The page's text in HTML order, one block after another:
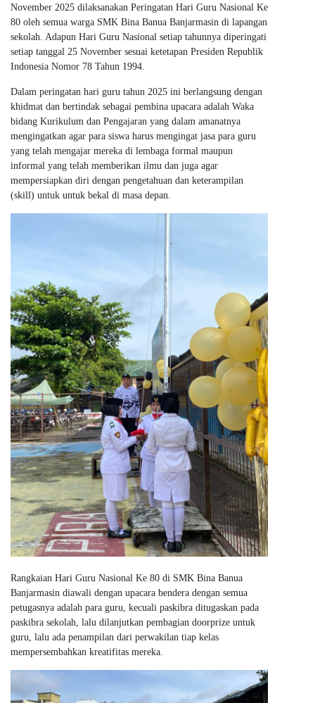
November 2025 dilaksanakan Peringatan Hari Guru Nasional Ke
80 oleh semua warga SMK Bina Banua Banjarmasin di lapangan
sekolah. Adapun Hari Guru Nasional setiap tahunnya diperingati
setiap tanggal 25 November sesuai ketetapan Presiden Republik
Indonesia Nomor 78 Tahun 1994.
Dalam peringatan hari guru tahun 2025 ini berlangsung dengan
khidmat dan bertindak sebagai pembina upacara adalah Waka
bidang Kurikulum dan Pengajaran yang dalam amanatnya
mengingatkan agar para siswa harus mengingat jasa para guru
yang telah mengajar mereka di lembaga formal maupun
informal yang telah memberikan ilmu dan juga agar
mempersiapkan diri dengan pengetahuan dan keterampilan
(skill) untuk untuk bekal di masa depan.
Rangkaian Hari Guru Nasional Ke 80 di SMK Bina Banua
Banjarmasin diawali dengan upacara bendera dengan semua
petugasnya adalah para guru, kecuali paskibra ditugaskan pada
paskibra sekolah, lalu dilanjutkan pembagian doorprize untuk
guru, lalu ada penampilan dari perwakilan tiap kelas
mempersembahkan kreatifitas mereka.